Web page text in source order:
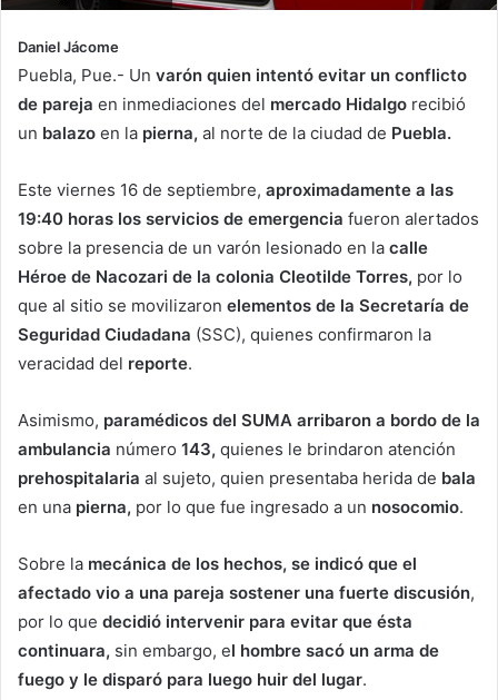
Daniel Jácome
Puebla, Pue.- Un varón quien intentó evitar un conflicto
de pareja en inmediaciones del mercado Hidalgo recibió
un balazo en la pierna, al norte de la ciudad de Puebla.
Este viernes 16 de septiembre, aproximadamente a las
19:40 horas los servicios de emergencia fueron alertados
sobre la presencia de un varón lesionado en la calle
Héroe de Nacozari de la colonia Cleotilde Torres, por lo
que al sitio se movilizaron elementos de la Secretaría de
Seguridad Ciudadana (SSC), quienes confirmaron la
veracidad del reporte.
Asimismo, paramédicos del SUMA arribaron a bordo de la
ambulancia número 143, quienes le brindaron atención
prehospitalaria al sujeto, quien presentaba herida de bala
en una pierna, por lo que fue ingresado a un nosocomio.
Sobre la mecánica de los hechos, se indicó que el
afectado vio a una pareja sostener una fuerte discusión,
por lo que decidió intervenir para evitar que ésta
continuara, sin embargo, el hombre sacó un arma de
fuego y le disparó para luego huir del lugar.